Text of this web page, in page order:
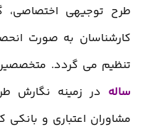
طرح توجیهی
کارشناسان به صورت
تنظیم می گردد.
ساله در زمینه نگارش
مشاوران اعتباری و